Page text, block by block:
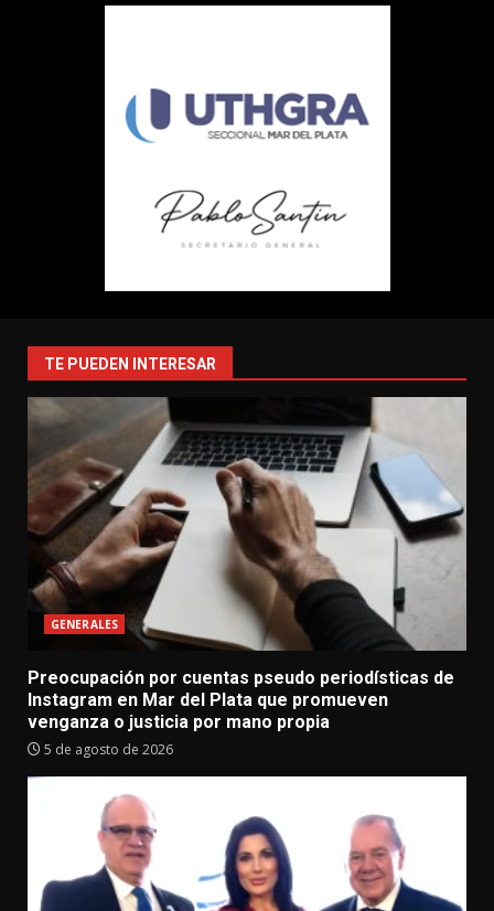
TE PUEDEN INTERESAR
GENERALES
Preocupación por cuentas pseudo periodísticas de
Instagram en Mar del Plata que promueven
venganza o justicia por mano propia
5 de agosto de 2026